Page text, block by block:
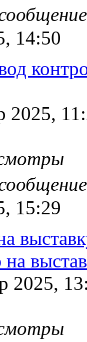
14:50
2025,
15:29
2025,